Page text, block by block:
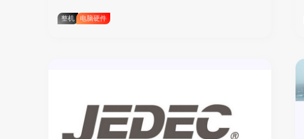
整机 电脑硬件